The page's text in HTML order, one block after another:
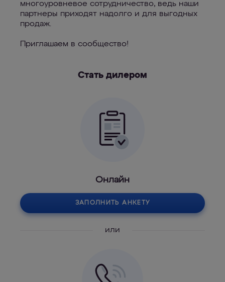
многоуровневое сотрудничество, ведь наши
партнеры приходят надолго и для выгодных
продаж.
Приглашаем в сообщество!
Стать дилером
Онлайн
ЗАПОЛНИТЬ АНКЕТУ
или